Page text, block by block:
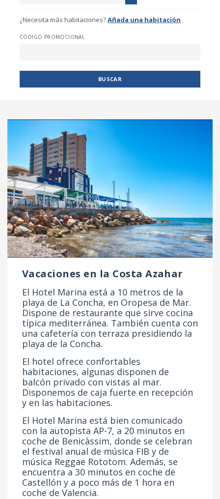
¿Necesita más habitaciones?Añada una habitación
CÓDIGO PROMOCIONAL
BUSCAR
Vacaciones en la Costa Azahar
El Hotel Marina está a 10 metros de la
playa de La Concha, en Oropesa de Mar.
Dispone de restaurante que sirve cocina
típica mediterránea. También cuenta con
una cafetería con terraza presidiendo la
playa de la Concha.
El hotel ofrece confortables
habitaciones, algunas disponen de
balcón privado con vistas al mar.
Disponemos de caja fuerte en recepción
y en las habitaciones.
El Hotel Marina está bien comunicado
con la autopista AP-7, a 20 minutos en
coche de Benicàssim, donde se celebran
el festival anual de música FIB y de
música Reggae Rototom. Además, se
encuentra a 30 minutos en coche de
Castellón y a poco más de 1 hora en
coche de Valencia.